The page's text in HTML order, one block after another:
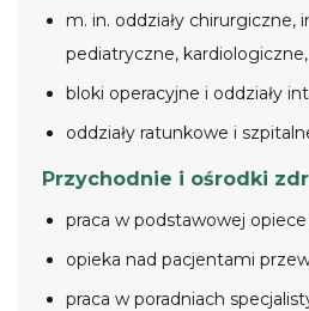
m. in. oddziały chirurgiczne,
pediatryczne,
bloki operacyjne i oddziały
oddziały ratunkowe i
Przychodnie i ośrodki
praca w podstawowej
opieka nad pacjentami
praca w poradniach